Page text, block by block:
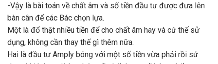
-Vậy là bài toán về chất âm và số tiền đầu tư được đưa lên
bàn cân để các Bác chọn lựa.
Một là đổ thật nhiều tiền để cho chất âm hay và cứ thế sử
dụng, không cần thay thế gì thêm nữa.
Hai là đầu tư Amply bóng với một số tiền vừa phải rồi sử